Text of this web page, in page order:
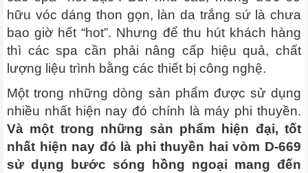
hữu vóc dáng thon gọn, làn da trắng sứ là chưa
bao giờ hết “hot”. Nhưng để thu hút khách hàng
thì các spa cần phải nâng cấp hiệu quả, chất
lượng liệu trình bằng các thiết bị công nghệ.
Một trong những dòng sản phẩm được sử dụng
nhiều nhất hiện nay đó chính là máy phi thuyền.
Và một trong những sản phẩm hiện đại, tốt
nhất hiện nay đó là phi thuyền hai vòm D-669
sử dụng bước sóng hồng ngoại mang đến